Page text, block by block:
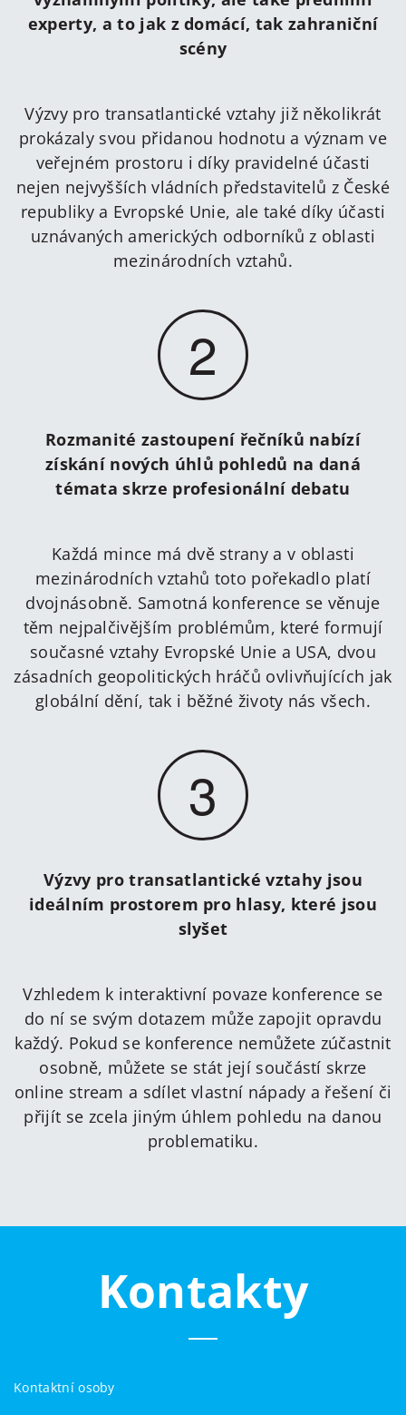
experty, a to jak z domácí, tak zahraniční
scény
Výzvy pro transatlantické vztahy již několikrát
prokázaly svou přidanou hodnotu a význam ve
veřejném prostoru i díky pravidelné účasti
nejen nejvyšších vládních představitelů z České
republiky a Evropské Unie, ale také díky účasti
uznávaných amerických odborníků z oblasti
mezinárodních vztahů.
2
Rozmanité zastoupení řečníků nabízí
získání nových úhlů pohledů na daná
témata skrze profesionální debatu
Každá mince má dvě strany a v oblasti
mezinárodních vztahů toto pořekadlo platí
dvojnásobně. Samotná konference se věnuje
těm nejpalčivějším problémům, které formují
současné vztahy Evropské Unie a USA, dvou
zásadních geopolitických hráčů ovlivňujících jak
globální dění, tak i běžné životy nás všech.
3
Výzvy pro transatlantické vztahy jsou
ideálním prostorem pro hlasy, které jsou
slyšet
Vzhledem k interaktivní povaze konference se
do ní se svým dotazem může zapojit opravdu
každý. Pokud se konference nemůžete zúčastnit
osobně, můžete se stát její součástí skrze
online stream a sdílet vlastní nápady a řešení či
přijít se zcela jiným úhlem pohledu na danou
problematiku.
Kontakty
Kontaktní osoby